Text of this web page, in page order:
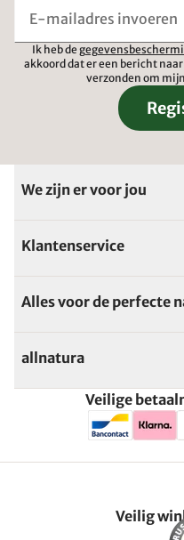
Ik heb de
akkoord dat er een bericht
verzonden om
We zijn er voor jou
Klantenservice
Alles voor de perfecte
allnatura
Veilige
Veilig